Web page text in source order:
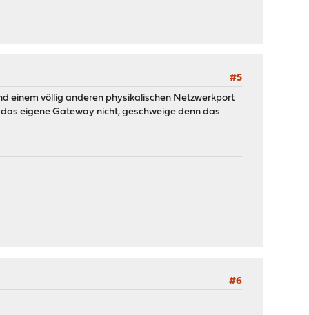
#5
einem völlig anderen physikalischen Netzwerkport
eigene Gateway nicht, geschweige denn das
#6